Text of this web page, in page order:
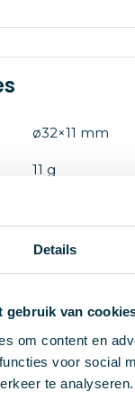
Details
gebruik van
om content en
voor social
te analyseren.
ø32×11 mm
11 g
28634
Tarwestro,
Natuurlijk